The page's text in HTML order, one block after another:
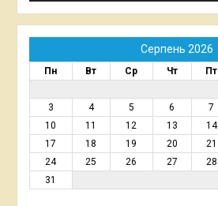
Серпень 2026
Пн Вт Ср Чт Пт
3
4 5 6 7
10
11 12 13 14
17
18 19 20 21
24
25 26 27 28
31